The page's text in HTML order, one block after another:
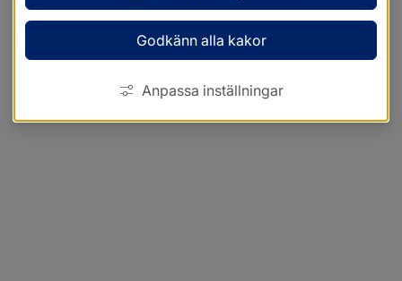
Godkänn alla kakor
Anpassa inställningar